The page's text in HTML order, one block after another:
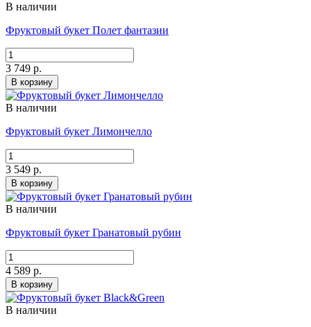
В наличии
Фруктовый букет Полет фантазии
3 749 р.
В корзину
В наличии
Фруктовый букет Лимончелло
3 549 р.
В корзину
В наличии
Фруктовый букет Гранатовый рубин
4 589 р.
В корзину
В наличии